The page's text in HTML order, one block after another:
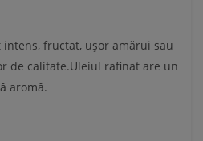
fructat, ușor amărui sau
de calitate.Uleiul rafinat are un
aromă.